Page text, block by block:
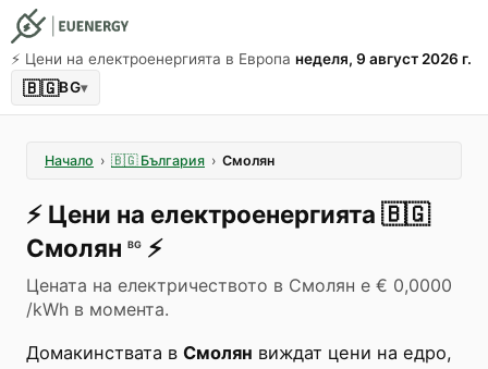
⚡️ Цени на електроенергията в Европа неделя, 9 август 2026 г.
🇧🇬BG▾
Начало › 🇧🇬 България › Смолян
⚡️ Цени на електроенергията 🇧🇬
Смолян BG ⚡️
Цената на електричеството в Смолян е € 0,0000
/kWh в момента.
Домакинствата в Смолян виждат цени на едро,